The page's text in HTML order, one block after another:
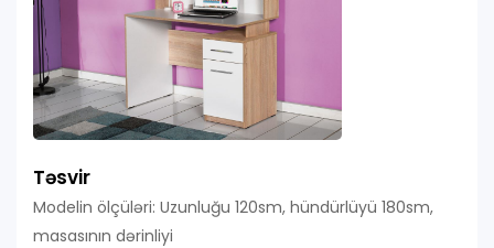
Təsvir
Modelin ölçüləri: Uzunluğu 120sm, hündürlüyü 180sm,
masasının dərinliyi